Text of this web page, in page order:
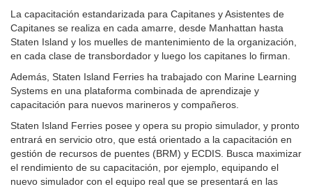
La capacitación estandarizada para Capitanes y Asistentes de
Capitanes se realiza en cada amarre, desde Manhattan hasta
Staten Island y los muelles de mantenimiento de la organización,
en cada clase de transbordador y luego los capitanes lo firman.
Además, Staten Island Ferries ha trabajado con Marine Learning
Systems en una plataforma combinada de aprendizaje y
capacitación para nuevos marineros y compañeros.
Staten Island Ferries posee y opera su propio simulador, y pronto
entrará en servicio otro, que está orientado a la capacitación en
gestión de recursos de puentes (BRM) y ECDIS. Busca maximizar
el rendimiento de su capacitación, por ejemplo, equipando el
nuevo simulador con el equipo real que se presentará en las